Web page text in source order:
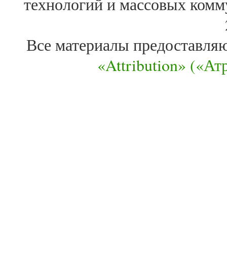
Все материалы
«Attribution»